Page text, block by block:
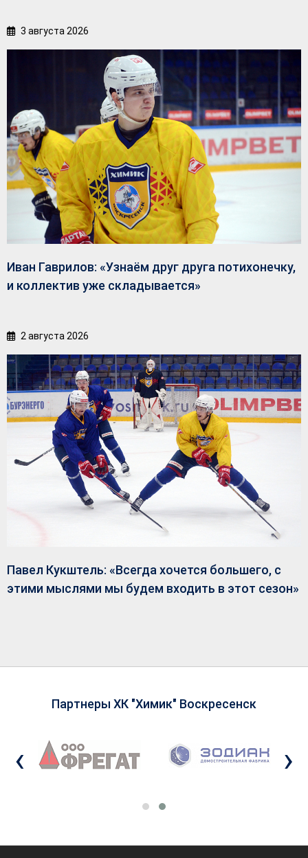
3 августа 2026
Иван Гаврилов: «Узнаём друг друга потихонечку,
и коллектив уже складывается»
2 августа 2026
Павел Кукштель: «Всегда хочется большего, с
этими мыслями мы будем входить в этот сезон»
Партнеры ХК "Химик" Воскресенск
‹ ›